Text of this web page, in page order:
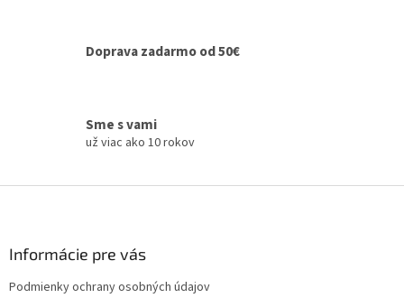
p
Doprava zadarmo od 50€
Sme s vami
už viac ako 10 rokov
Informácie pre vás
Podmienky ochrany osobných údajov